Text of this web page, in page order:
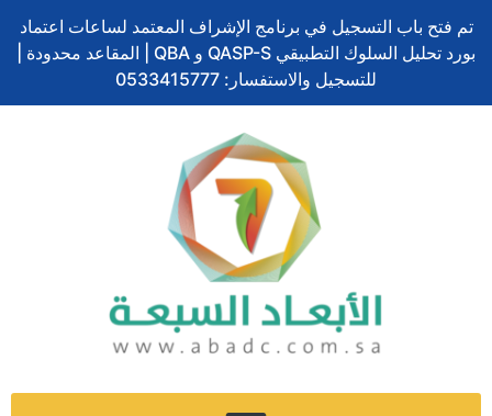
إلى
المحتوى
تم فتح باب التسجيل في برنامج الإشراف المعتمد لساعات اعتماد
بورد تحليل السلوك التطبيقي QASP-S و QBA | المقاعد محدودة |
للتسجيل والاستفسار: 0533415777